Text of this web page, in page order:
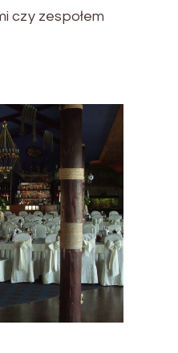
czy zespołem